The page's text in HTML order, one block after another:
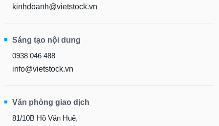
kinhdoanh@vietstock.vn
Sáng tạo nội dung
0938 046 488
info@vietstock.vn
Văn phòng giao dịch
81/10B Hồ Văn Huê,